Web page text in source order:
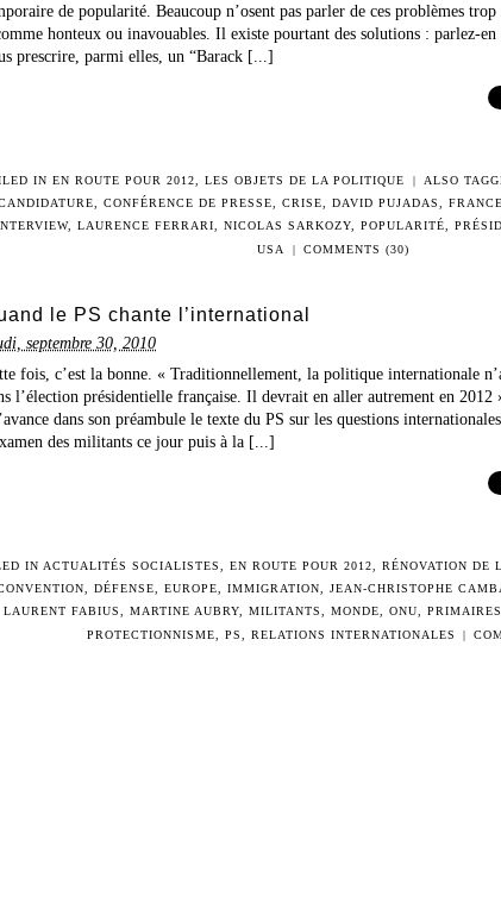
de popularité. Beaucoup n’osent pas parler de ces problèmes
honteux ou inavouables. Il existe pourtant des solutions : parlez-
prescrire, parmi elles, un “Barack [...]
INEN ROUTE POUR 2012 ,LES OBJETS DE LA POLITIQUE | ALSO
CONFÉRENCE DE PRESSE CRISE DAVID PUJADAS FRANCE
, LAURENCE FERRARI NICOLAS SARKOZY, POPULARITÉ
USA
| COMMENTS (30)
le PS chante l’international
septembre 30, 2010
fois, c’est la bonne. « Traditionnellement, la politique internationale
l’élection présidentielle française. Il devrait en aller autrement en 2012
dans son préambule le texte du PS sur les questions
des militants ce jour puis à la [...]
IN ACTUALITÉS SOCIALISTES ,EN ROUTE POUR 2012 ,RÉNOVATION DE
DÉFENSE EUROPE IMMIGRATION JEAN-CHRISTOPHE
LAURENT FABIUS
MARTINE AUBRY MILITANTS MONDE ONU PRIMAIRES
PROTECTIONNISME
PS RELATIONS INTERNATIONALES |